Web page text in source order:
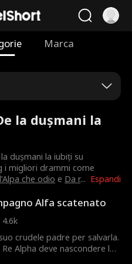
Marca
la dușmani la
Espandi
dușmani la iubiți su
i migliori drammi come
che odio e Da r...
Alfa scatenato
4.6k
crudele padre per salvarla.
Alpha deve nascondere la